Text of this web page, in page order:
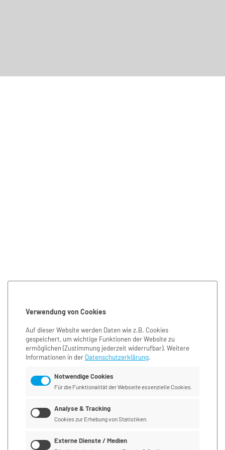
Verwendung von Cookies
Auf dieser Website werden Daten wie z.B. Cookies
gespeichert, um wichtige Funktionen der Website zu
ermöglichen (Zustimmung jederzeit widerrufbar). Weitere
Informationen in der Datenschutzerklärung.
Notwendige Cookies
Für die Funktionalität der Webseite essenzielle Cookies.
Analyse & Tracking
Cookies zur Erhebung von Statistiken.
Externe Dienste / Medien